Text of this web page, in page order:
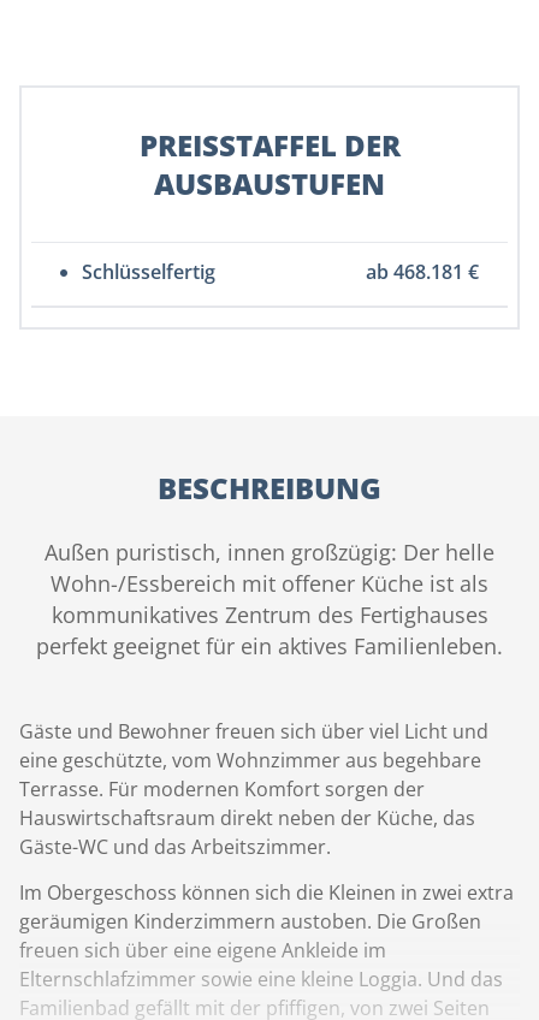
PREISSTAFFEL DER
AUSBAUSTUFEN
Schlüsselfertig ab 468.181 €
BESCHREIBUNG
Außen puristisch, innen großzügig: Der helle
Wohn-/Essbereich mit offener Küche ist als
kommunikatives Zentrum des Fertighauses
perfekt geeignet für ein aktives Familienleben.
Gäste und Bewohner freuen sich über viel Licht und
eine geschützte, vom Wohnzimmer aus begehbare
Terrasse. Für modernen Komfort sorgen der
Hauswirtschaftsraum direkt neben der Küche, das
Gäste-WC und das Arbeitszimmer.
Im Obergeschoss können sich die Kleinen in zwei extra
geräumigen Kinderzimmern austoben. Die Großen
freuen sich über eine eigene Ankleide im
Elternschlafzimmer sowie eine kleine Loggia. Und das
Familienbad gefällt mit der pfiffigen, von zwei Seiten